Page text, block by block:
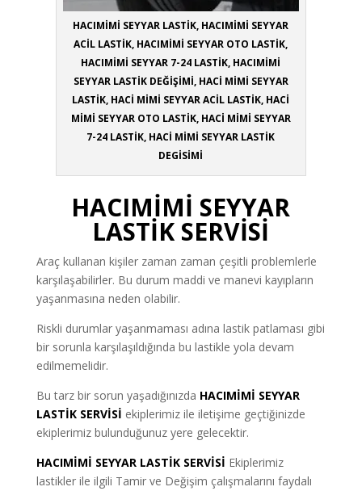
HACIMİMİ SEYYAR LASTİK, HACIMİMİ SEYYAR
ACİL LASTİK, HACIMİMİ SEYYAR OTO LASTİK,
HACIMİMİ SEYYAR 7-24 LASTİK, HACIMİMİ
SEYYAR LASTİK DEĞİŞİMİ, HACİ MİMİ SEYYAR
LASTİK, HACİ MİMİ SEYYAR ACİL LASTİK, HACİ
MİMİ SEYYAR OTO LASTİK, HACİ MİMİ SEYYAR
7-24 LASTİK, HACİ MİMİ SEYYAR LASTİK
DEGİSİMİ
HACIMİMİ SEYYAR
LASTİK SERVİSİ
Araç kullanan kişiler zaman zaman çeşitli problemlerle
karşılaşabilirler. Bu durum maddi ve manevi kayıpların
yaşanmasına neden olabilir.
Riskli durumlar yaşanmaması adına lastik patlaması gibi
bir sorunla karşılaşıldığında bu lastikle yola devam
edilmemelidir.
Bu tarz bir sorun yaşadığınızda HACIMİMİ SEYYAR
LASTİK SERVİSİ ekiplerimiz ile iletişime geçtiğinizde
ekiplerimiz bulunduğunuz yere gelecektir.
HACIMİMİ SEYYAR LASTİK SERVİSİ Ekiplerimiz
lastikler ile ilgili Tamir ve Değişim çalışmalarını faydalı